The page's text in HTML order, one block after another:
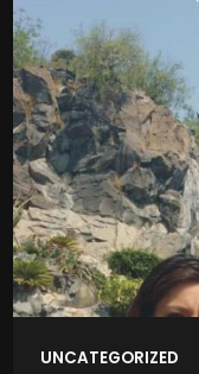
UNCATEGORIZED